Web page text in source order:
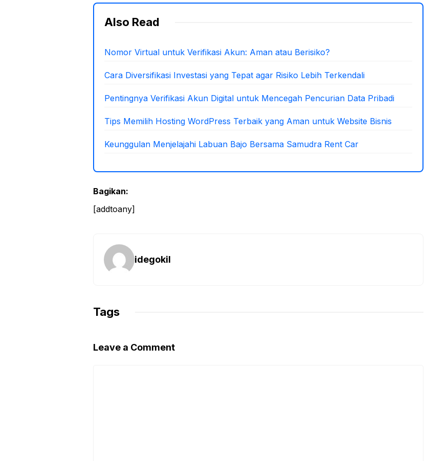
Also Read
Nomor Virtual untuk Verifikasi Akun: Aman atau Berisiko?
Cara Diversifikasi Investasi yang Tepat agar Risiko Lebih Terkendali
Pentingnya Verifikasi Akun Digital untuk Mencegah Pencurian Data Pribadi
Tips Memilih Hosting WordPress Terbaik yang Aman untuk Website Bisnis
Keunggulan Menjelajahi Labuan Bajo Bersama Samudra Rent Car
Bagikan:
[addtoany]
idegokil
Tags
Leave a Comment